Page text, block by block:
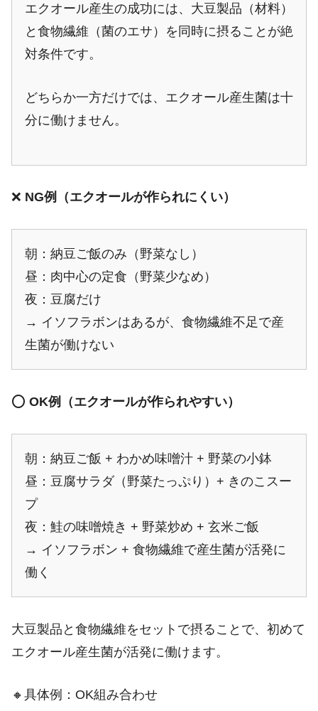
エクオール産生の成功には、大豆製品（材料）
と食物繊維（菌のエサ）を同時に摂ることが絶
対条件です。
どちらか一方だけでは、エクオール産生菌は十
分に働けません。
❌ NG例（エクオールが作られにくい）
朝：納豆ご飯のみ（野菜なし）
昼：肉中心の定食（野菜少なめ）
夜：豆腐だけ
→ イソフラボンはあるが、食物繊維不足で産
生菌が働けない
⭕ OK例（エクオールが作られやすい）
朝：納豆ご飯 + わかめ味噌汁 + 野菜の小鉢
昼：豆腐サラダ（野菜たっぷり）+ きのこスー
プ
夜：鮭の味噌焼き + 野菜炒め + 玄米ご飯
→ イソフラボン + 食物繊維で産生菌が活発に
働く
大豆製品と食物繊維をセットで摂ることで、初めて
エクオール産生菌が活発に働けます。
🔸具体例：OK組み合わせ